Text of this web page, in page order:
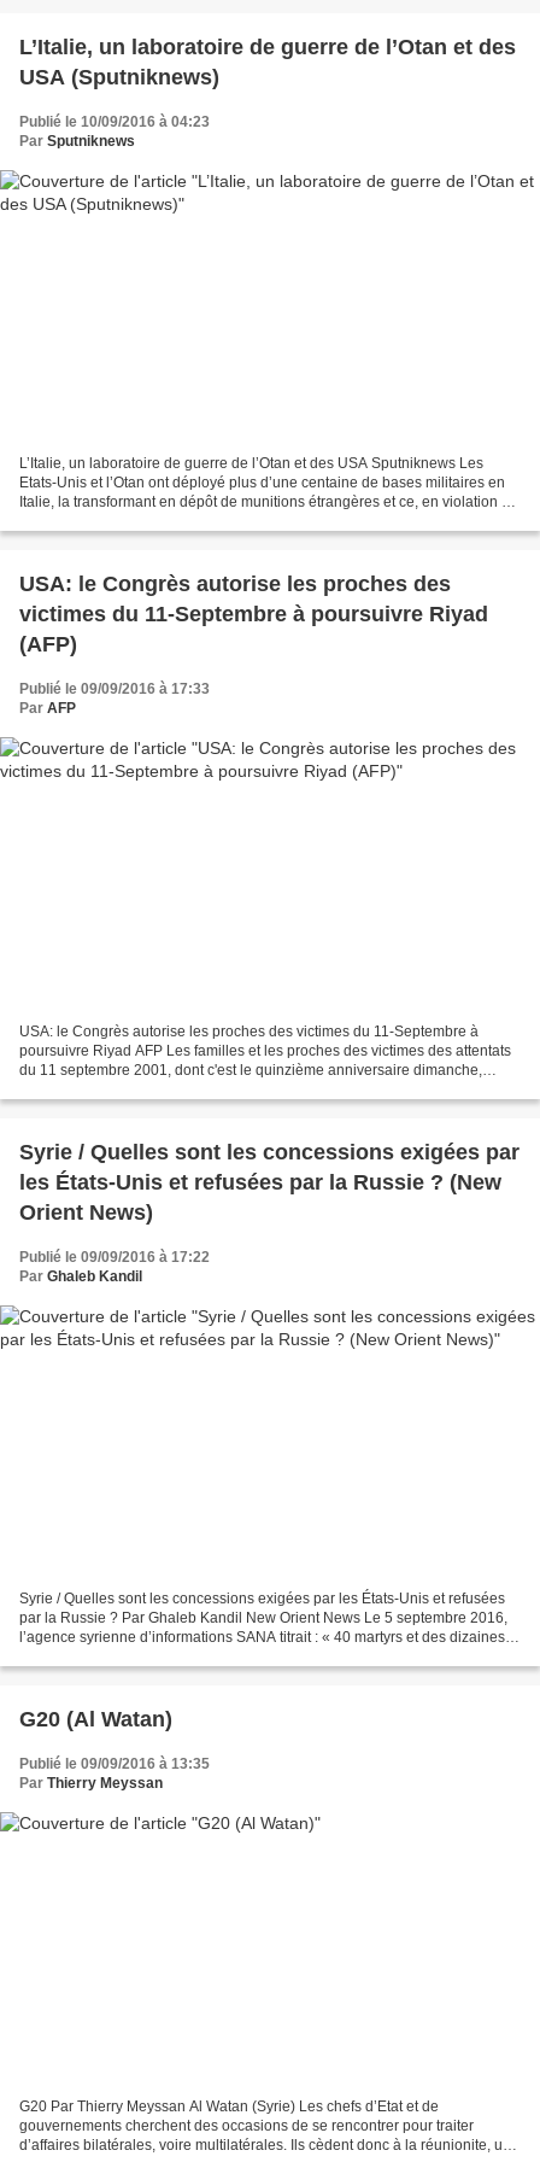
L’Italie, un laboratoire de guerre de l’Otan et des
USA (Sputniknews)
Publié le 10/09/2016 à 04:23
Par Sputniknews
L’Italie, un laboratoire de guerre de l’Otan et des USA Sputniknews Les
Etats-Unis et l’Otan ont déployé plus d’une centaine de bases militaires en
Italie, la transformant en dépôt de munitions étrangères et ce, en violation du
USA: le Congrès autorise les proches des
victimes du 11-Septembre à poursuivre Riyad
(AFP)
Publié le 09/09/2016 à 17:33
Par AFP
USA: le Congrès autorise les proches des victimes du 11-Septembre à
poursuivre Riyad AFP Les familles et les proches des victimes des attentats
du 11 septembre 2001, dont c'est le quinzième anniversaire dimanche,
Syrie / Quelles sont les concessions exigées par
les États-Unis et refusées par la Russie ? (New
Orient News)
Publié le 09/09/2016 à 17:22
Par Ghaleb Kandil
Syrie / Quelles sont les concessions exigées par les États-Unis et refusées
par la Russie ? Par Ghaleb Kandil New Orient News Le 5 septembre 2016,
l’agence syrienne d’informations SANA titrait : « 40 martyrs et des dizaines
G20 (Al Watan)
Publié le 09/09/2016 à 13:35
Par Thierry Meyssan
G20 Par Thierry Meyssan Al Watan (Syrie) Les chefs d’Etat et de
gouvernements cherchent des occasions de se rencontrer pour traiter
d’affaires bilatérales, voire multilatérales. Ils cèdent donc à la réunionite, une